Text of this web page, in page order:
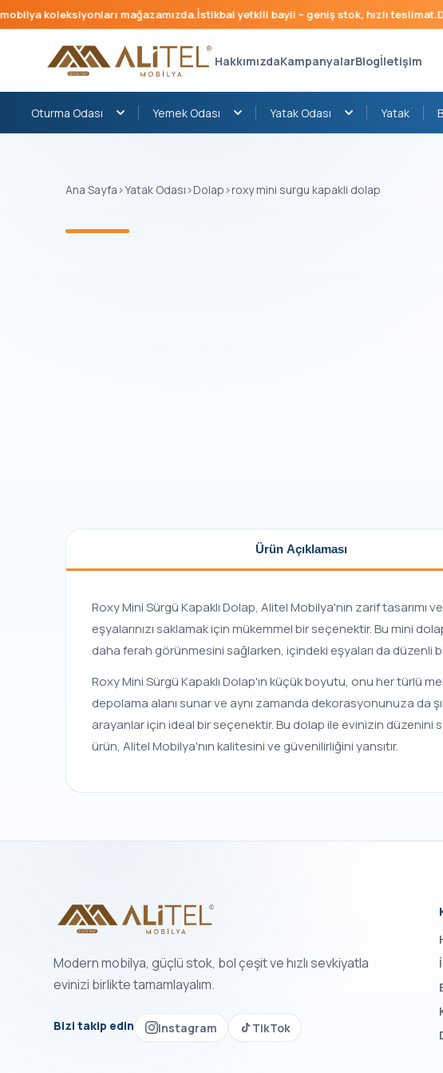
koleksiyonları mağazamızda.İstikbal yetkili bayii – geniş stok, hızlı teslimat.
HakkımızdaKampanyalarBlogİletişim
Oturma Odası Yemek Odası Yatak Odası Yatak
Ana Sayfa ›Yatak Odası ›Dolap ›roxy mini surgu kapakli dolap
Ürün Açıklaması
Roxy Mini Sürgü Kapaklı Dolap, Alitel Mobilya'nın zarif
eşyalarınızı saklamak için mükemmel bir seçenektir. Bu mini
daha ferah görünmesini sağlarken, içindeki eşyaları da düzenli
Roxy Mini Sürgü Kapaklı Dolap'ın küçük boyutu, onu her türlü
depolama alanı sunar ve aynı zamanda dekorasyonunuza da
arayanlar için ideal bir seçenektir. Bu dolap ile evinizin düzenini
ürün, Alitel Mobilya'nın kalitesini ve güvenilirliğini yansıtır.
Modern mobilya, güçlü stok, bol çeşit ve hızlı sevkiyatla
evinizi birlikte tamamlayalım.
Bizi takip edin Instagram TikTok